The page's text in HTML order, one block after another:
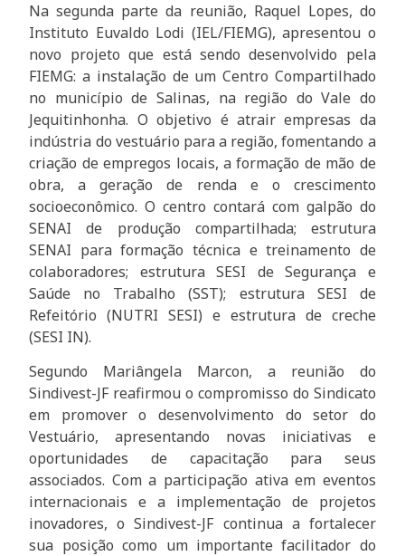
Na segunda parte da reunião, Raquel Lopes, do
Instituto Euvaldo Lodi (IEL/FIEMG), apresentou o
novo projeto que está sendo desenvolvido pela
FIEMG: a instalação de um Centro Compartilhado
no município de Salinas, na região do Vale do
Jequitinhonha. O objetivo é atrair empresas da
indústria do vestuário para a região, fomentando a
criação de empregos locais, a formação de mão de
obra, a geração de renda e o crescimento
socioeconômico. O centro contará com galpão do
SENAI de produção compartilhada; estrutura
SENAI para formação técnica e treinamento de
colaboradores; estrutura SESI de Segurança e
Saúde no Trabalho (SST); estrutura SESI de
Refeitório (NUTRI SESI) e estrutura de creche
(SESI IN).
Segundo Mariângela Marcon, a reunião do
Sindivest-JF reafirmou o compromisso do Sindicato
em promover o desenvolvimento do setor do
Vestuário, apresentando novas iniciativas e
oportunidades de capacitação para seus
associados. Com a participação ativa em eventos
internacionais e a implementação de projetos
inovadores, o Sindivest-JF continua a fortalecer
sua posição como um importante facilitador do